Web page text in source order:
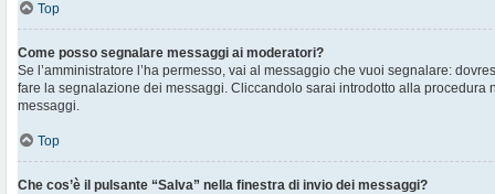
Top
Come posso segnalare messaggi ai moderatori?
Se l’amministratore l’ha permesso, vai al messaggio che vuoi segnalare:
fare la segnalazione dei messaggi. Cliccandolo sarai introdotto alla procedura
messaggi.
Top
Che cos’è il pulsante “Salva” nella finestra di invio dei messaggi?